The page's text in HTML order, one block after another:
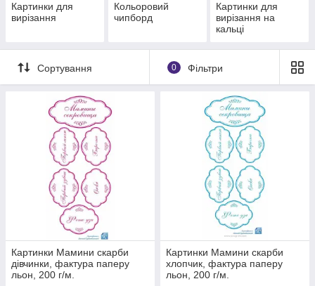
Картинки для
вирізання
Кольоровий
чипборд
Картинки для
вирізання на
кальці
Сортування 0 Фільтри
Картинки Мамини скарби
дівчинки, фактура паперу
льон, 200 г/м.
Картинки Мамини скарби
хлопчик, фактура паперу
льон, 200 г/м.